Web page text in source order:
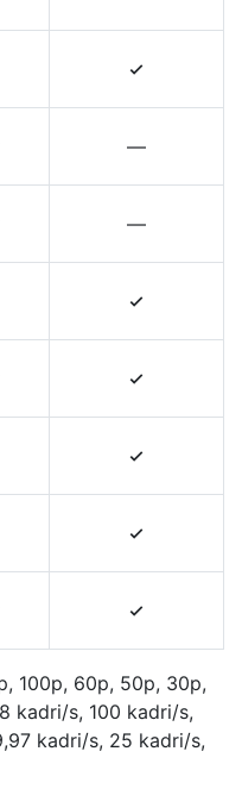
4
—
—
4
4
4
4
4
100p, 60p, 50p, 30p,
kadri/s, 100 kadri/s,
kadri/s, 25 kadri/s,